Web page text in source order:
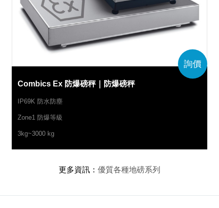
Combics Ex 防爆磅秤｜防爆磅秤
IP69K 防水防塵
Zone1 防爆等級
3kg~3000 kg
詢價
更多資訊 ： 優質各種地磅系列